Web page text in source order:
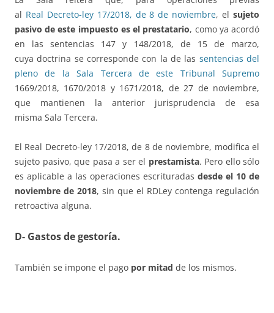
al Real Decreto-ley 17/2018, de 8 de noviembre, elsujeto
pasivo de este impuesto es el prestatario, como ya acordó
en las sentencias 147 y 148/2018, de 15 de marzo,
cuya doctrina se corresponde con la de las sentencias del
pleno de la Sala Tercera de este Tribunal Supremo
1669/2018, 1670/2018 y 1671/2018, de 27 de noviembre,
que mantienen la anterior jurisprudencia de esa
misma Sala Tercera.
El Real Decreto-ley 17/2018, de 8 de noviembre, modifica el
sujeto pasivo, que pasa a ser el prestamista. Pero ello sólo
es aplicable a las operaciones escrituradas desde el 10 de
noviembre de 2018, sin que el RDLey contenga regulación
retroactiva alguna.
D- Gastos de gestoría.
También se impone el pago por mitad de los mismos.